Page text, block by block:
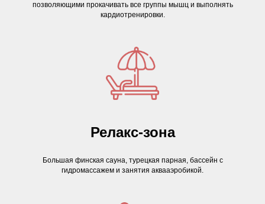
позволяющими прокачивать все группы мышц и выполнять
кардиотренировки.
Релакс-зона
Большая финская сауна, турецкая парная, бассейн с
гидромассажем и занятия аквааэробикой.